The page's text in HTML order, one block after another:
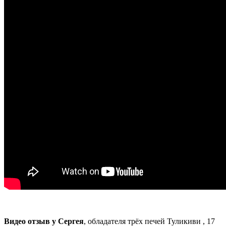
Видео отзыв у Сергея, обладателя трёх печей Туликиви , 17